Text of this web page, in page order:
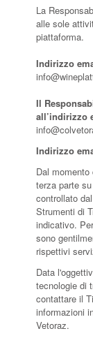
La
alle sole
piattaforma.
Indirizzo
Il
all’indirizzo
Indirizzo
Dal momento
terza parte
controllato
Strumenti di
indicativo.
sono
rispettivi
Data
tecnologie di
contattare il
informazioni
Vetoraz.